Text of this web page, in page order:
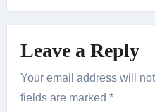
Leave a Reply
Your email address will
fields are marked*